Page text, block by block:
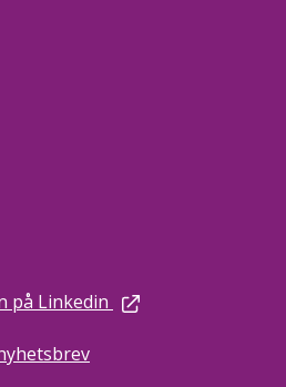
på Linkedin extern länk